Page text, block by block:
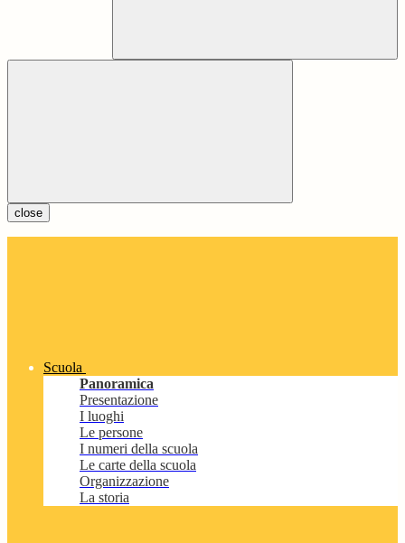
close
Scuola
Panoramica
Presentazione
I luoghi
Le persone
I numeri della scuola
Le carte della scuola
Organizzazione
La storia